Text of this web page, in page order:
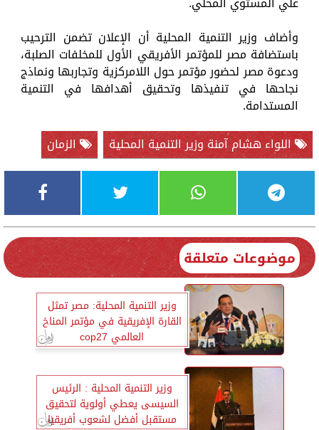
وأضاف وزير التنمية المحلية أن الإعلان تضمن الترحيب
باستضافة مصر للمؤتمر الأفريقي الأول للمخلفات الصلبة،
ودعوة مصر لحضور مؤتمر حول اللامركزية وتجاربها ونماذج
نجاحها في تنفيذها وتحقيق أهدافها في التنمية
المستدامة.
اللواء هشام آمنة وزير التنمية المحلية
الزمان
موضوعات متعلقة
وزير التنمية المحلية: مصر تمثل
القارة الإفريقية في مؤتمر المناخ
العالمي cop27
وزير التنمية المحلية : الرئيس
السيسى يعطي أولوية لتحقيق
مستقبل أفضل لشعوب أفريقيا